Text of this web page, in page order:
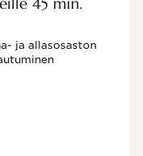
ja allasosaston